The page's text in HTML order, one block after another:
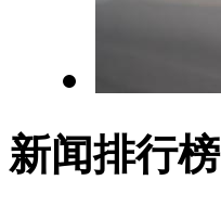
新闻排行榜